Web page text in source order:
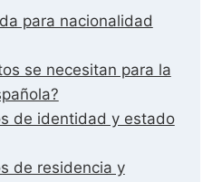
para nacionalidad
se necesitan para la
de identidad y estado
de residencia y